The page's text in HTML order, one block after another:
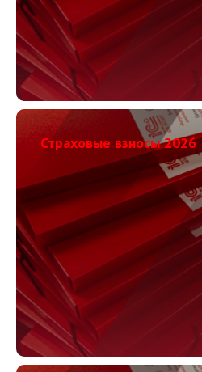
Страховые взносы 2026